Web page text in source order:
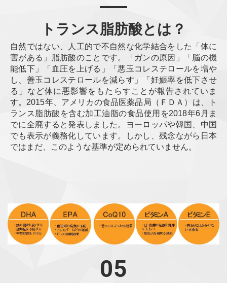
トランス脂肪酸とは？
自然ではない、人工的で不自然な化学結合をした「体に
害がある」脂肪酸のことです。「ガンの原因」「脳の機
能低下」「血圧を上げる」「悪玉コレステロールを増や
し、善玉コレステロールを減らす」「妊娠率を低下させ
る」など体に悪影響をもたらすことが報告されていま
す。2015年、アメリカの食品医薬品局（ＦＤＡ）は、ト
ランス脂肪酸を含む加工油脂の食品使用を2018年6月ま
でに全廃すると発表しました。ヨーロッパや韓国、中国
でも表示が義務化しています。しかし、残念ながら日本
ではまだ、このような基準が定められていません。
05